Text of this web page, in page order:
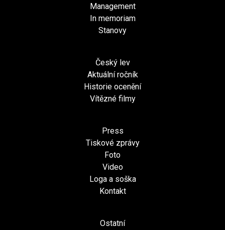
Management
In memoriam
Stanovy
Český lev
Aktuální ročník
Historie ocenění
Vítězné filmy
Press
Tiskové zprávy
Foto
Video
Loga a soška
Kontakt
Ostatní